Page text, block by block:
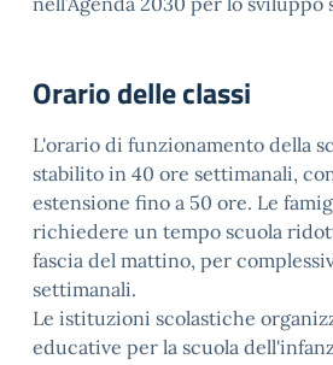
Orario delle classi
L'orario di funzionamento della
stabilito in 40 ore settimanali,
estensione fino a 50 ore. Le
richiedere un tempo scuola
fascia del mattino, per
settimanali.
Le istituzioni scolastiche
educative per la scuola